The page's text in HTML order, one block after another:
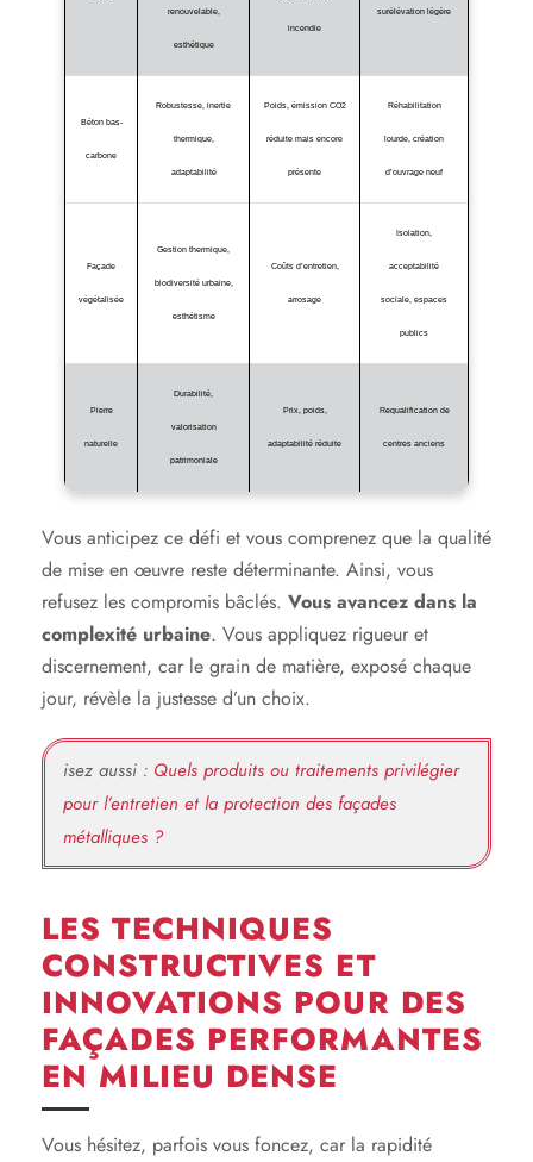
renouvelable,
esthétique
incendie
surélévation légère
Béton bas-
carbone
Robustesse, inertie
thermique,
adaptabilité
Poids, émission CO2
réduite mais encore
présente
Réhabilitation
lourde, création
d’ouvrage neuf
Façade
végétalisée
Gestion thermique,
biodiversité urbaine,
esthétisme
Coûts d’entretien,
arrosage
Isolation,
acceptabilité
sociale, espaces
publics
Pierre
naturelle
Durabilité,
valorisation
patrimoniale
Prix, poids,
adaptabilité réduite
Requalification de
centres anciens
Vous anticipez ce défi et vous comprenez que la qualité
de mise en œuvre reste déterminante. Ainsi, vous
refusez les compromis bâclés. Vous avancez dans la
complexité urbaine. Vous appliquez rigueur et
discernement, car le grain de matière, exposé chaque
jour, révèle la justesse d’un choix.
isez aussi : Quels produits ou traitements privilégier
pour l’entretien et la protection des façades
métalliques ?
LES TECHNIQUES
CONSTRUCTIVES ET
INNOVATIONS POUR DES
FAÇADES PERFORMANTES
EN MILIEU DENSE
Vous hésitez, parfois vous foncez, car la rapidité